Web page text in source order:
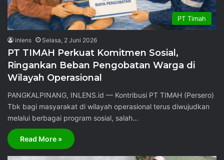
PT Timah
inlens Selasa, 2 Juni 2026
PT TIMAH Perkuat Komitmen Sosial,
Ringankan Beban Pengobatan Warga di
Wilayah Operasional
PANGKALPINANG, INLENS.id — Kontribusi PT TIMAH (Persero)
Tbk bagi masyarakat di wilayah operasional terus diwujudkan
melalui berbagai program sosial, salah…
Read More »